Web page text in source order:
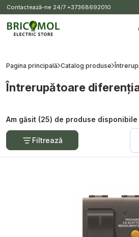
Contactează-ne 24/7 +37368692010
Pagina principală Catalog produse
Întrerupătoare
Am găsit (25) de produse
Filtrează